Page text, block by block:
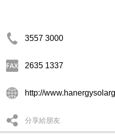
3557 3000
2635 1337
http://
分享給朋友